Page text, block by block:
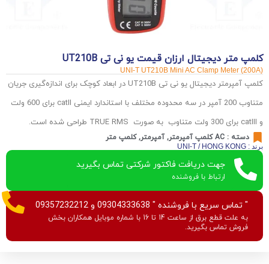
کلمپ متر دیجیتال ارزان قیمت یو نی تی UT210B
UNI-T UT210B Mini AC Clamp Meter (200A)
کلمپ آمپرمتر دیجیتال یو نی تی UT210B در ابعاد کوچک برای اندازه‌گیری جریان
متناوب 200 آمپر در سه محدوده مختلف با استاندارد ایمنی catII برای 600 ولت
و catIII برای 300 ولت متناوب به صورت TRUE RMS طراحی شده است.
دسته : AC کلمپ آمپرمتر ,آمپرمتر,کلمپ متر
برند : UNI-T / HONG KONG
جهت دریافت فاکتور شرکتی تماس بگیرید
ارتباط با فروشنده
" تماس سریع با فروشنده " 09304333638 و 09357232212
به علت قطع برق از ساعت 14 تا 16 با شماره موبایل همکاران بخش
فروش تماس بگیرید.